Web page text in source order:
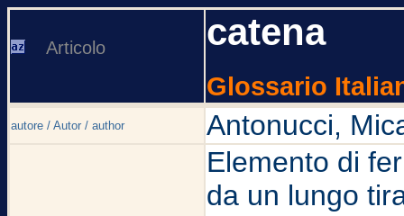
Articolo catena
Glossario
autore / Autor / author Antonucci,
Elemento di
da un lungo